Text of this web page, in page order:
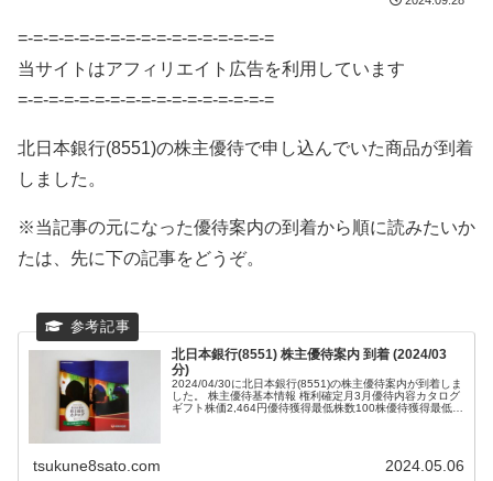
=-=-=-=-=-=-=-=-=-=-=-=-=-=-=-=-=
当サイトはアフィリエイト広告を利用しています
=-=-=-=-=-=-=-=-=-=-=-=-=-=-=-=-=
北日本銀行(8551)の株主優待で申し込んでいた商品が到着
しました。
※当記事の元になった優待案内の到着から順に読みたいか
たは、先に下の記事をどうぞ。
北日本銀行(8551) 株主優待案内 到着 (2024/03
分)
2024/04/30に北日本銀行(8551)の株主優待案内が到着しま
した。 株主優待基本情報 権利確定月3月優待内容カタログ
ギフト株価2,464円優待獲得最低株数100株優待獲得最低投
tsukune8sato.com 2024.05.06